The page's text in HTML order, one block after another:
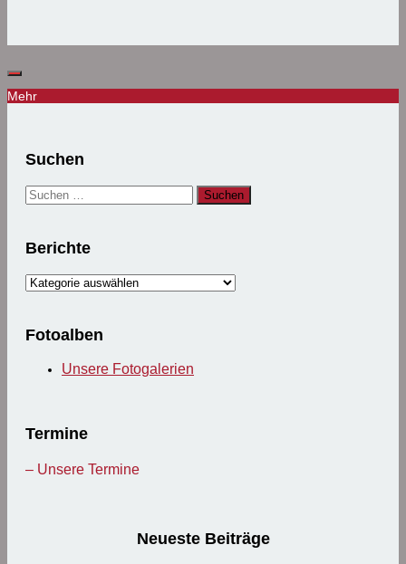
Mehr
Suchen
Suchen
nach:
Berichte
Berichte
Fotoalben
Unsere Fotogalerien
Termine
– Unsere Termine
Neueste Beiträge